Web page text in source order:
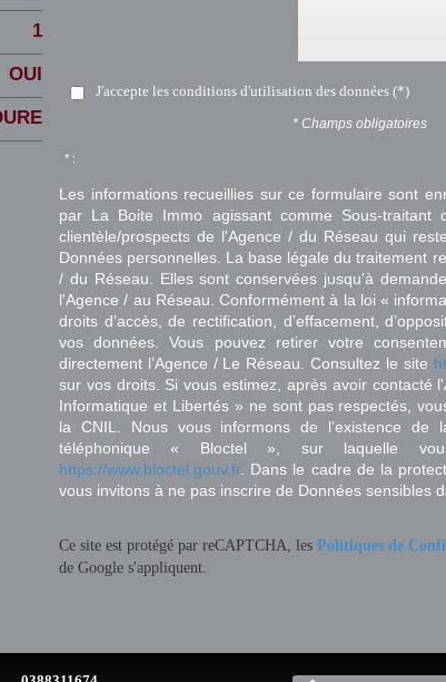
1
OUI
J'accepte les conditions d'utilisation des données (*)
* Champs obligatoires
* :
Les informations recueillies sur ce formulaire sont
par La Boite Immo agissant comme Sous-
clientèle/prospects de l'Agence / du Réseau qui
Données personnelles. La base légale du traitement
/ du Réseau. Elles sont conservées jusqu'à
l'Agence / au Réseau. Conformément à la loi «
droits d’accès, de rectification, d’effacement,
vos données. Vous pouvez retirer votre
directement l’Agence / Le Réseau. Consultez le site
sur vos droits. Si vous estimez, après avoir contacté
Informatique et Libertés » ne sont pas respectés,
la CNIL. Nous vous informons de l’existence de
téléphonique « Bloctel », sur laquelle
https://www.bloctel.gouv.fr. Dans le cadre de la
vous invitons à ne pas inscrire de Données sensibles
Ce site est protégé par reCAPTCHA, les Politiques de
de Google s'appliquent.